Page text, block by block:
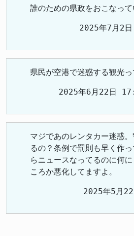
誰のための県政をおこなって
2025年7月2
県民が空港で迷惑する観光っ
2025年6月22日
マジであのレンタカー迷惑
るの？条例で罰則も早く作
らニュースなってるのに何
ころか悪化してますよ。
2025年5月